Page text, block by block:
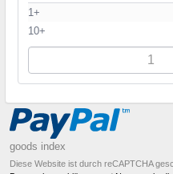
1+
10+
goods index
Diese Website ist durch reCAPTCHA